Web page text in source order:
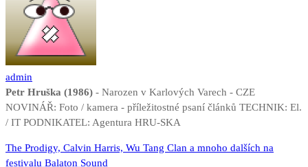
admin
Petr Hruška (1986) - Narozen v Karlových Varech - CZE
NOVINÁŘ: Foto / kamera - příležitostné psaní článků TECHNIK: El.
/ IT PODNIKATEL: Agentura HRU-SKA
Navigace
The Prodigy, Calvin Harris, Wu Tang Clan a mnoho dalších na
festivalu Balaton Sound